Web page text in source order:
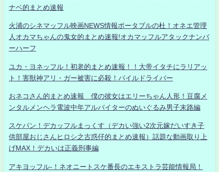
ナベ的まとめ速報
火浦のシネマッフル映画NEWS情報ポータブルの杜！オネエ管理
人オカマちゃんの鬼女的まとめ速報!オカマッフルアタックナンバ
ーハーフ
ユカ・ヨネッフル！初老的まとめ速報！！大帝イタチにラリアッ
ト！害獣神アリ・ガー被害に必殺！パイルドライバー
おネコさん的まとめ速報 僕の彼女はエリーちゃん人形！豆腐メ
ンタルメンヘラ電波中年アルバイターのぬいぐるみ男子末路編
スケバン！デカッフルまっくす（デカい強い2次元嫁だいすき子
供部屋おじさんヒロシ之古惑仔的まとめ速報）話題な動画取り上
げMAX！デカいは正義刑事編
アキヨッフル-！ネオニートスケ番長のエキストラ芸能情報局！